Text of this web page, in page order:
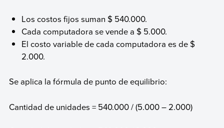
Los costos fijos suman $ 540.000.
Cada computadora se vende a $ 5.000.
El costo variable de cada computadora es de $
2.000.
Se aplica la fórmula de punto de equilibrio:
Cantidad de unidades = 540.000 / (5.000 – 2.000)